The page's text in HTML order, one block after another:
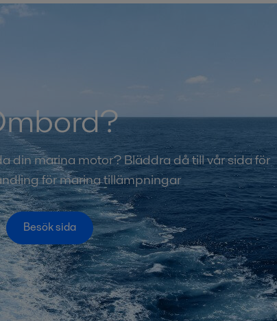
din marina motor? Bläddra då till vår sida för
för marina tillämpningar
Besök sida